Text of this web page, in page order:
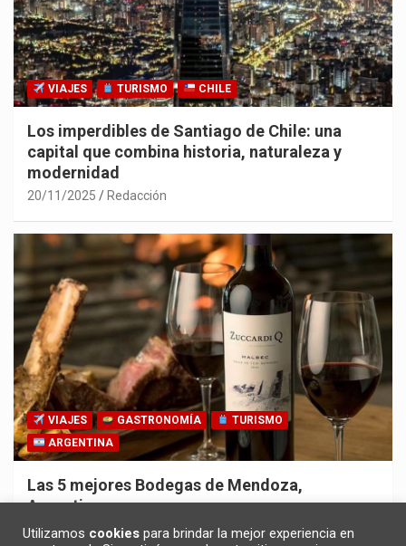
VIAJES TURISMO CHILE
Los imperdibles de Santiago de Chile: una
capital que combina historia, naturaleza y
modernidad
20/11/2025 Redacción
VIAJES GASTRONOMÍA
TURISMO
ARGENTINA
Las 5 mejores Bodegas de Mendoza,
Argentina
30/10/2025 Redacción
Utilizamos cookies para brindar la mejor experiencia en